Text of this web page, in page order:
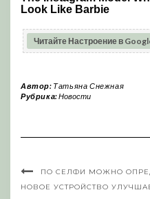
Читайте Настроение в
Автор: Татьяна Снежная
Рубрика:Новости
ПО СЕЛФИ МОЖНО
НОВОЕ УСТРОЙСТВО